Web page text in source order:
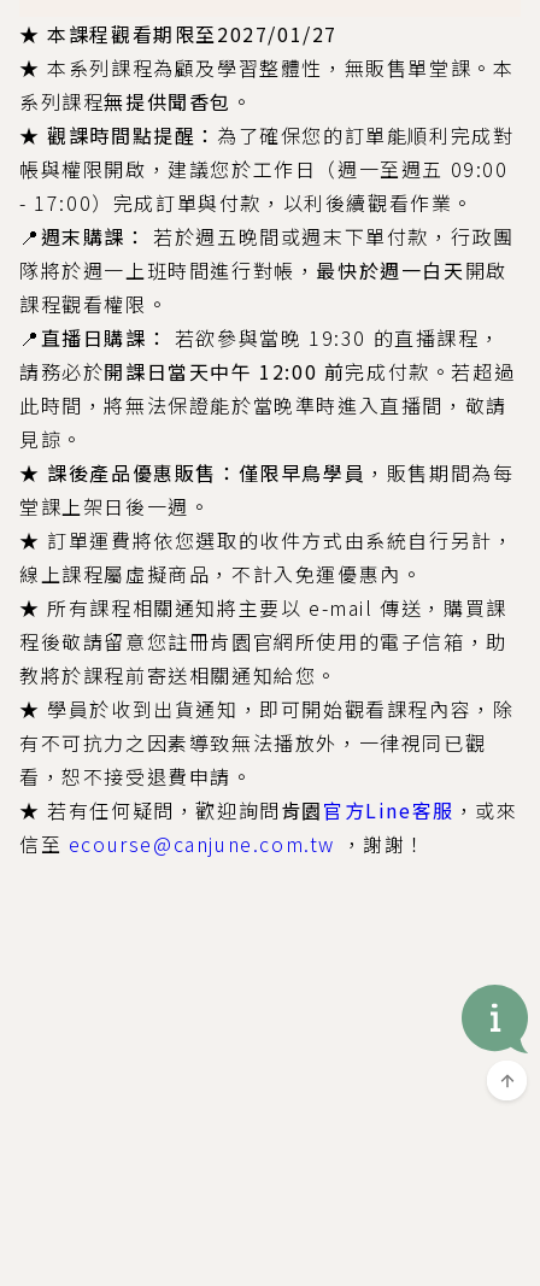
★ 本課程觀看期限至2027/01/27
★ 本系列課程為顧及學習整體性，無販售單堂課。本
系列課程無提供聞香包 。
★觀課時間點提醒： 為了確保您的訂單能順利完成對
帳與權限開啟，建議您於工作日（週一至週五 09:00
- 17:00）完成訂單與付款，以利後續觀看作業。
📍週末購課： 若於週五晚間或週末下單付款，行政團
隊將於週一上班時間進行對帳， 最快於週一白天開啟
課程觀看權限。
📍直播日購課： 若欲參與當晚 19:30 的直播課程，
請務必於開課日當天中午 12:00 前完成付款。若超過
此時間，將無法保證能於當晚準時進入直播間，敬請
見諒。
★ 課後產品優惠販售：僅限早鳥學員 ，販售期間為每
堂課上架日後一週。
★ 訂單運費將依您選取的收件方式由系統自行另計，
線上課程屬虛擬商品，不計入免運優惠內。
★ 所有課程相關通知將主要以 e-mail 傳送，購買課
程後敬請留意您註冊肯園官網所使用的電子信箱，助
教將於課程前寄送相關通知給您。
★ 學員於收到出貨通知，即可開始觀看課程內容，除
有不可抗力之因素導致無法播放外，一律視同已觀
看，恕不接受退費申請。
★ 若有任何疑問，歡迎詢問肯園官方Line客服 ，或來
信至 ecourse@canjune.com.tw ，謝謝！